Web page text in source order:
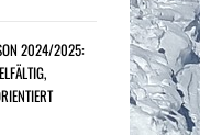
2024/2025: